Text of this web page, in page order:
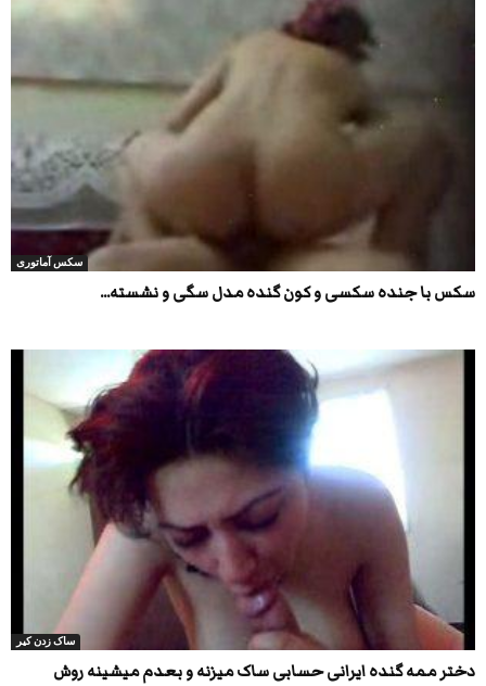
سکس آماتوری
سکس با جنده سکسی و کون گنده مدل سگی و نشسته...
ساک زدن کیر
دختر ممه گنده ایرانی حسابی ساک میزنه و بعدم میشینه روش